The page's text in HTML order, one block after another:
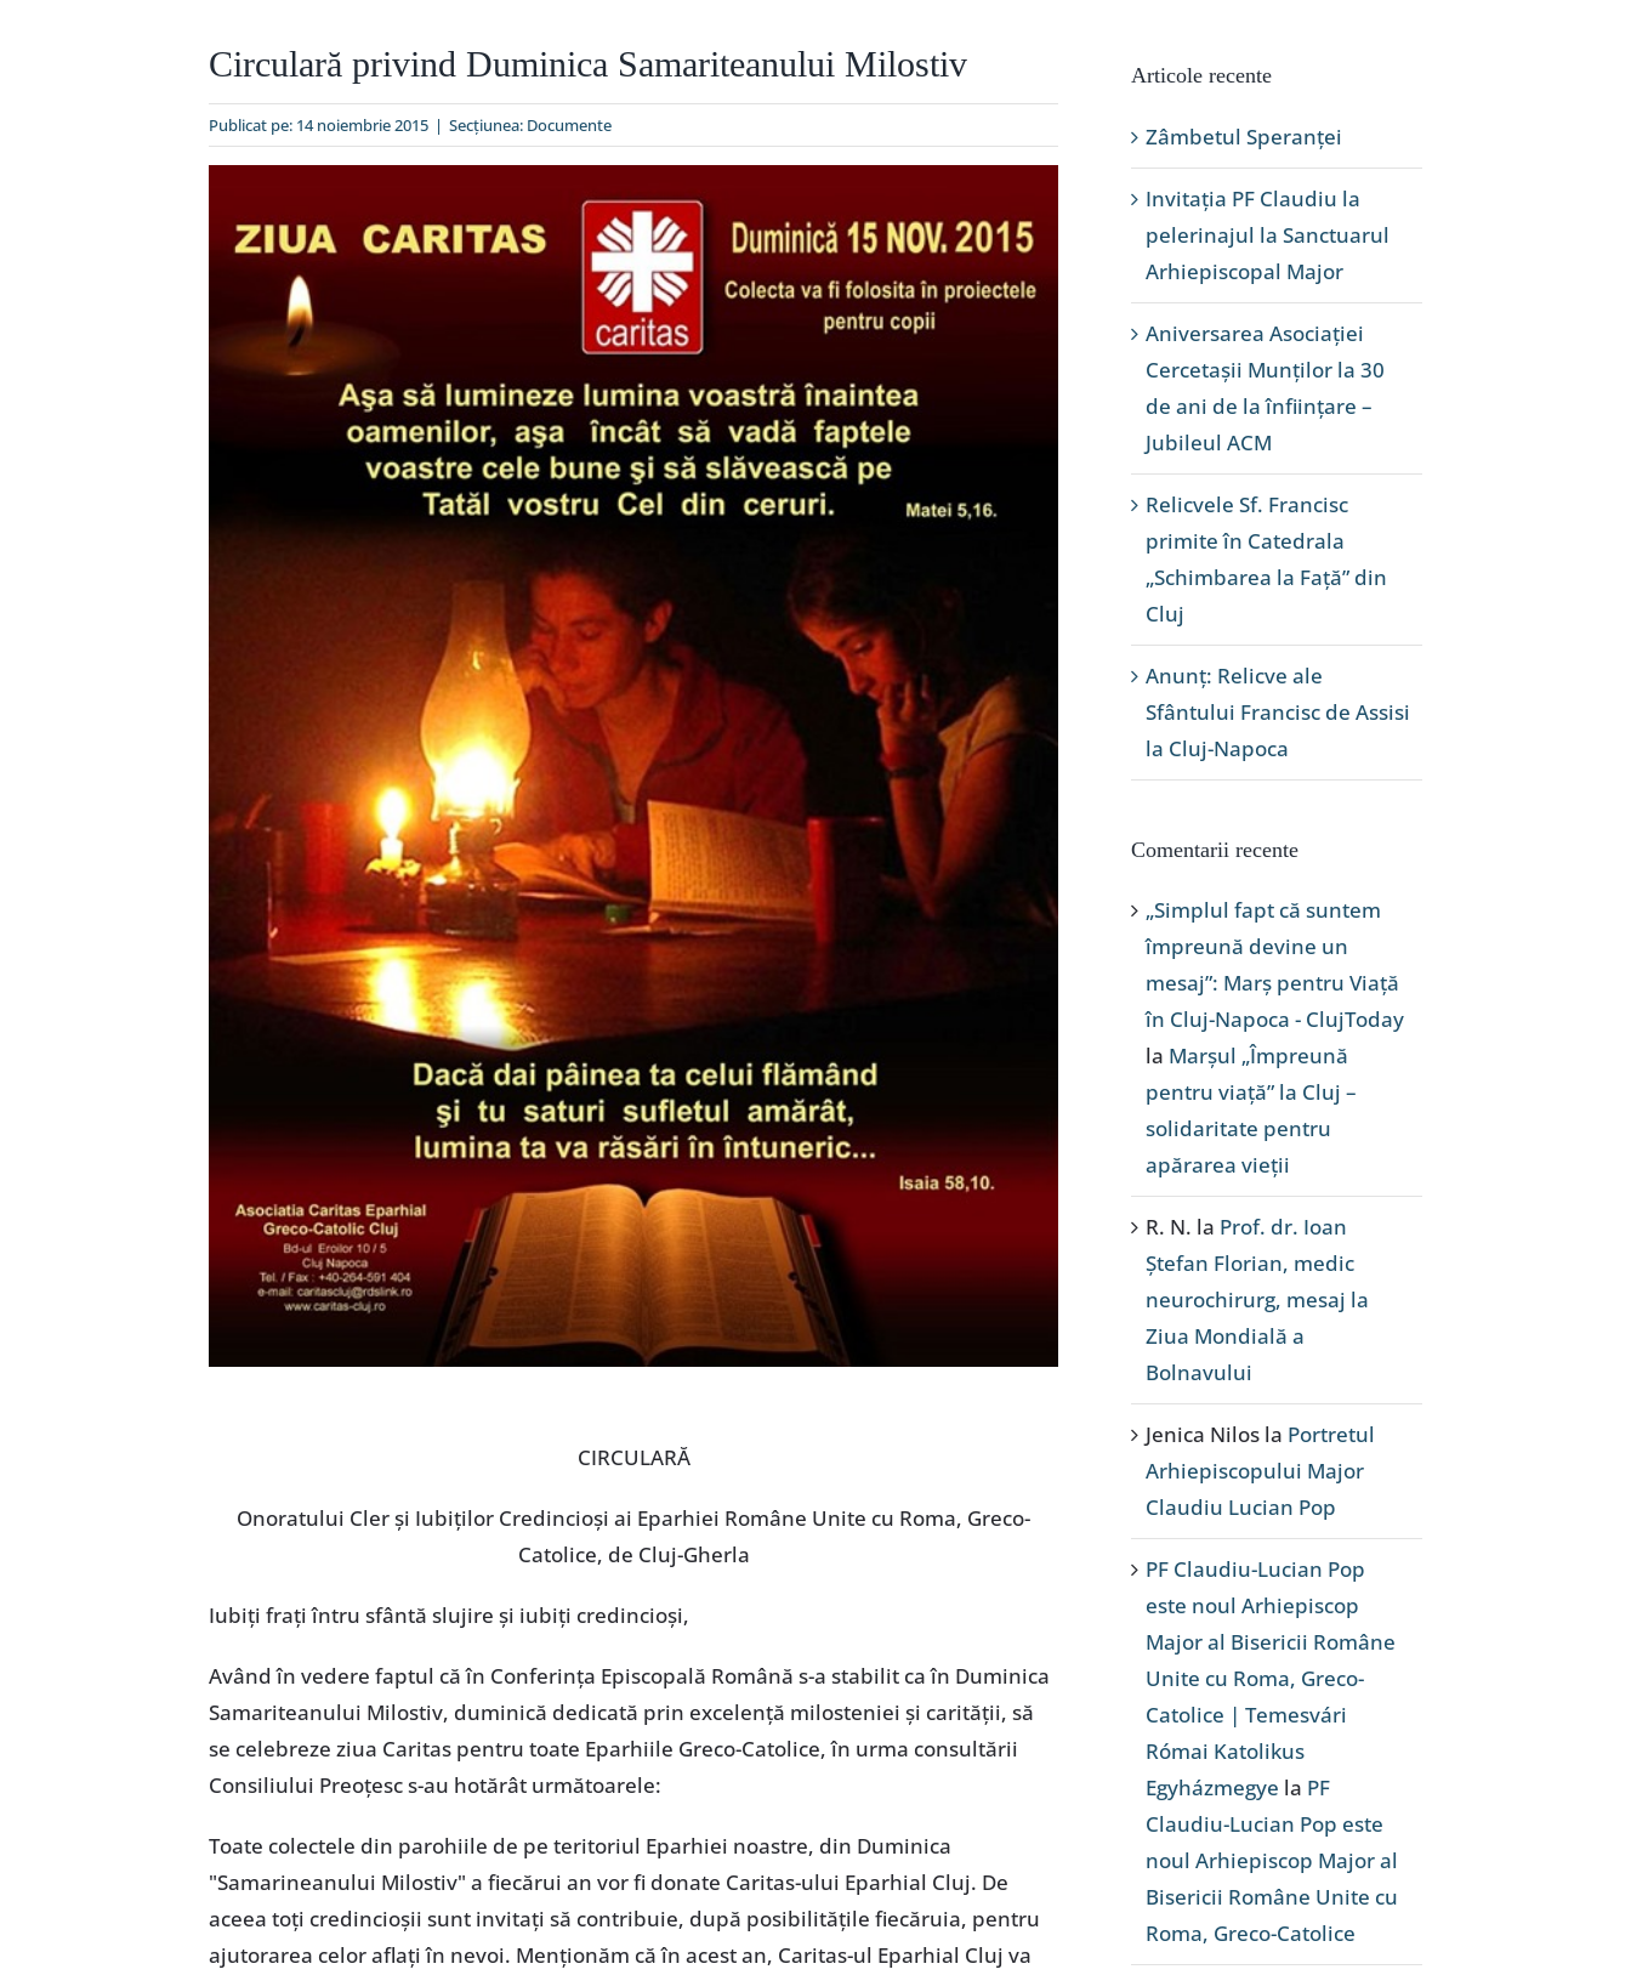
Circulară privind Duminica Samariteanului Milostiv
Publicat pe: 14 noiembrie 2015 | Secțiunea: Documente
CIRCULARĂ
Onoratului Cler și Iubiților Credincioși ai Eparhiei Române Unite cu Roma, Greco-
Catolice, de Cluj-Gherla
Iubiți frați întru sfântă slujire și iubiți credincioși,
Având în vedere faptul că în Conferința Episcopală Română s-a stabilit ca în Duminica
Samariteanului Milostiv, duminică dedicată prin excelență milosteniei și carității, să
se celebreze ziua Caritas pentru toate Eparhiile Greco-Catolice, în urma consultării
Consiliului Preoțesc s-au hotărât următoarele:
Toate colectele din parohiile de pe teritoriul Eparhiei noastre, din Duminica
"Samarineanului Milostiv" a fiecărui an vor fi donate Caritas-ului Eparhial Cluj. De
aceea toți credincioșii sunt invitați să contribuie, după posibilitățile fiecăruia, pentru
ajutorarea celor aflați în nevoi. Menționăm că în acest an, Caritas-ul Eparhial Cluj va
Articole recente
Zâmbetul Speranței
Invitația PF Claudiu la
pelerinajul la Sanctuarul
Arhiepiscopal Major
Aniversarea Asociației
Cercetașii Munților la 30
de ani de la înființare –
Jubileul ACM
Relicvele Sf. Francisc
primite în Catedrala
„Schimbarea la Față” din
Cluj
Anunț: Relicve ale
Sfântului Francisc de Assisi
la Cluj-Napoca
Comentarii recente
„Simplul fapt că suntem
împreună devine un
mesaj”: Marș pentru Viață
în Cluj-Napoca - ClujToday
la Marșul „Împreună
pentru viață” la Cluj –
solidaritate pentru
apărarea vieții
R. N. la Prof. dr. Ioan
Ștefan Florian, medic
neurochirurg, mesaj la
Ziua Mondială a
Bolnavului
Jenica Nilos la Portretul
Arhiepiscopului Major
Claudiu Lucian Pop
PF Claudiu-Lucian Pop
este noul Arhiepiscop
Major al Bisericii Române
Unite cu Roma, Greco-
Catolice | Temesvári
Római Katolikus
Egyházmegye la PF
Claudiu-Lucian Pop este
noul Arhiepiscop Major al
Bisericii Române Unite cu
Roma, Greco-Catolice